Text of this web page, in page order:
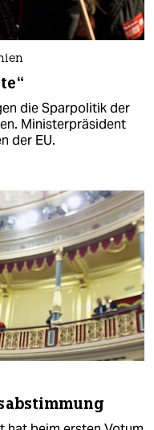
die Sparpolitik der
Ministerpräsident
der EU.